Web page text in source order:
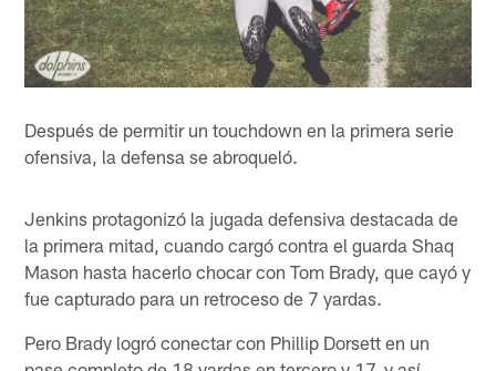
Después de permitir un touchdown en la primera serie
ofensiva, la defensa se abroqueló.
Jenkins protagonizó la jugada defensiva destacada de
la primera mitad, cuando cargó contra el guarda Shaq
Mason hasta hacerlo chocar con Tom Brady, que cayó y
fue capturado para un retroceso de 7 yardas.
Pero Brady logró conectar con Phillip Dorsett en un